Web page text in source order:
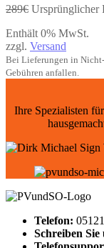
289€ Ursprünglicher
Enthält 0% MwSt.
zzgl. Versand
Bei Lieferungen in
Gebühren anfallen.
Ihre Spezialisten
Telefon:
Schreiben Sie